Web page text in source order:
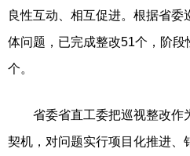
良性互动、相互促进。根据省
体问题，已完成整改51个，阶
个。
省委省直工委把巡视整改作
契机，对问题实行项目化推进、